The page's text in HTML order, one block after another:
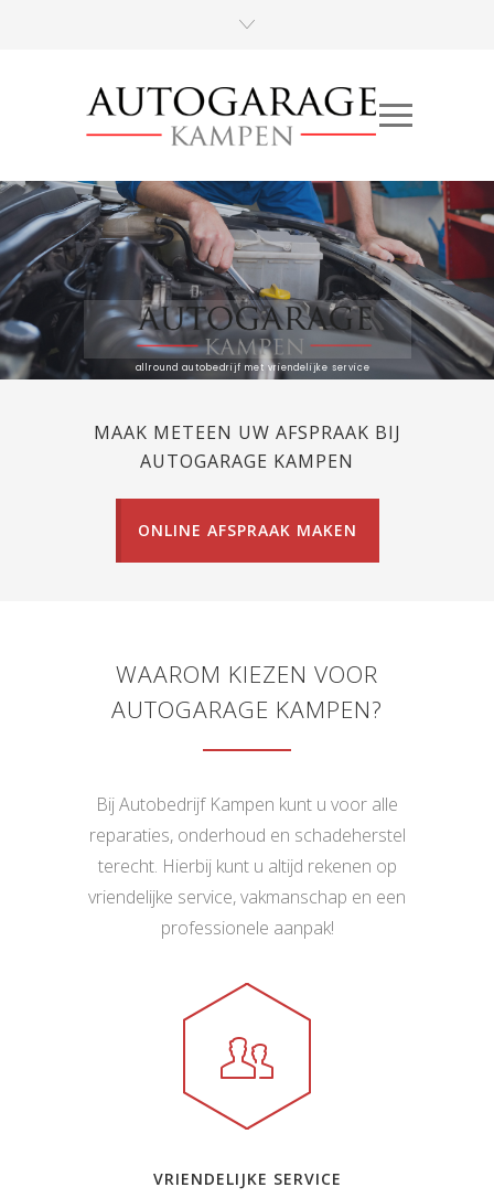
allround autobedrijf met vriendelijke service
MAAK METEEN UW AFSPRAAK BIJ
AUTOGARAGE KAMPEN
ONLINE AFSPRAAK MAKEN
WAAROM KIEZEN VOOR
AUTOGARAGE KAMPEN?
Bij Autobedrijf Kampen kunt u voor alle
reparaties, onderhoud en schadeherstel
terecht. Hierbij kunt u altijd rekenen op
vriendelijke service, vakmanschap en een
professionele aanpak!
VRIENDELIJKE SERVICE